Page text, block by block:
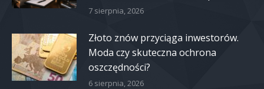
7 sierpnia, 2026
Złoto znów przyciąga inwestorów.
Moda czy skuteczna ochrona
oszczędności?
6 sierpnia, 2026